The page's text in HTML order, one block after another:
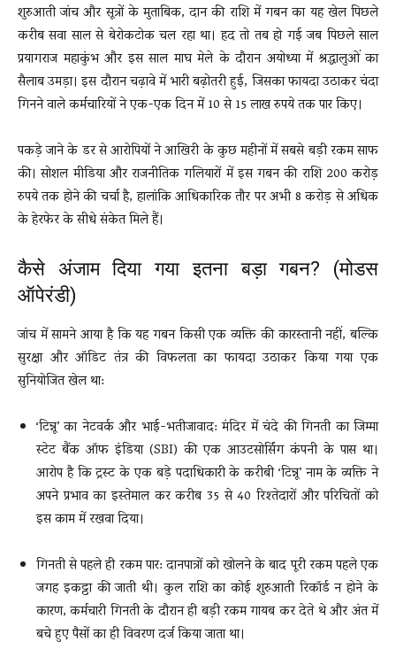
शुरुआती जांच और सूत्रों के मुताबिक, दान की राशि में गबन का यह खेल पिछले
करीब सवा साल से बेरोकटोक चल रहा था। हद तो तब हो गई जब पिछले साल
प्रयागराज महाकुंभ और इस साल माघ मेले के दौरान अयोध्या में श्रद्धालुओं का
सैलाब उमड़ा। इस दौरान चढ़ावे में भारी बढ़ोतरी हुई, जिसका फायदा उठाकर चंदा
गिनने वाले कर्मचारियों ने एक-एक दिन में 10 से 15 लाख रुपये तक पार किए।
पकड़े जाने के डर से आरोपियों ने आखिरी के कुछ महीनों में सबसे बड़ी रकम साफ
की। सोशल मीडिया और राजनीतिक गलियारों में इस गबन की राशि 200 करोड़
रुपये तक होने की चर्चा है, हालांकि आधिकारिक तौर पर अभी 8 करोड़ से अधिक
के हेरफेर के सीधे संकेत मिले हैं।
कैसे अंजाम दिया गया इतना बड़ा गबन? (मोडस
ऑपेरंडी)
जांच में सामने आया है कि यह गबन किसी एक व्यक्ति की कारस्तानी नहीं, बल्कि
सुरक्षा और ऑडिट तंत्र की विफलता का फायदा उठाकर किया गया एक
सुनियोजित खेल था:
‘टिन्नू’ का नेटवर्क और भाई-भतीजावाद: मंदिर में चंदे की गिनती का जिम्मा
स्टेट बैंक ऑफ इंडिया (SBI) की एक आउटसोर्सिंग कंपनी के पास था।
आरोप है कि ट्रस्ट के एक बड़े पदाधिकारी के करीबी ‘टिन्नू’ नाम के व्यक्ति ने
अपने प्रभाव का इस्तेमाल कर करीब 35 से 40 रिश्तेदारों और परिचितों को
इस काम में रखवा दिया।
गिनती से पहले ही रकम पार: दानपात्रों को खोलने के बाद पूरी रकम पहले एक
जगह इकट्ठा की जाती थी। कुल राशि का कोई शुरुआती रिकॉर्ड न होने के
कारण, कर्मचारी गिनती के दौरान ही बड़ी रकम गायब कर देते थे और अंत में
बचे हुए पैसों का ही विवरण दर्ज किया जाता था।